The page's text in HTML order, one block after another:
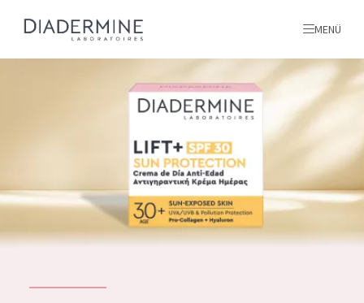
ALLE PRODUKTE
MENÜ
inhaltsstoffe
Inspiration